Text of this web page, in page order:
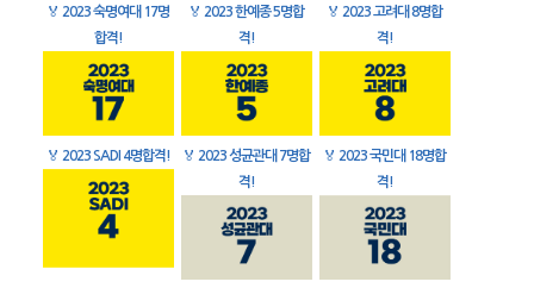
🏅 2023 숙명여대 17명
합격!
🏅 2023 한예종 5명합
격!
🏅 2023 고려대 8명합
격!
🏅 2023 SADI 4명합격! 🏅 2023 성균관대 7명합
격!
🏅 2023 국민대 18명합
격!